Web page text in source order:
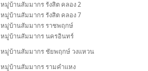
หมู่บ้านสัมมากร รังสิต คลอง 2
หมู่บ้านสัมมากร รังสิต คลอง 7
หมู่บ้านสัมมากร ราชพฤกษ์
หมู่บ้านสัมมากร นครอินทร์
หมู่บ้านสัมมากร ชัยพฤกษ์ วงแหวน
หมู่บ้านสัมมากร รามคำแหง